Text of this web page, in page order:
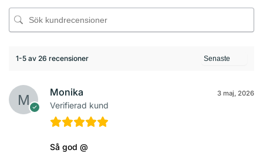
1-5 av 26 recensioner
Monika
Verifierad kund
3 maj, 2026
Så god @